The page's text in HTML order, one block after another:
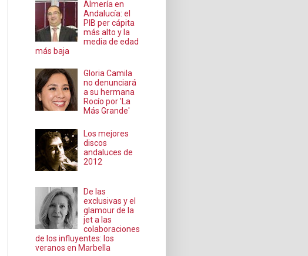
Almería en
Andalucía: el
PIB per cápita
más alto y la
media de edad
más baja
Gloria Camila
no denunciará
a su hermana
Rocío por 'La
Más Grande'
Los mejores
discos
andaluces de
2012
De las
exclusivas y el
glamour de la
jet a las
colaboraciones
de los influyentes: los
veranos en Marbella